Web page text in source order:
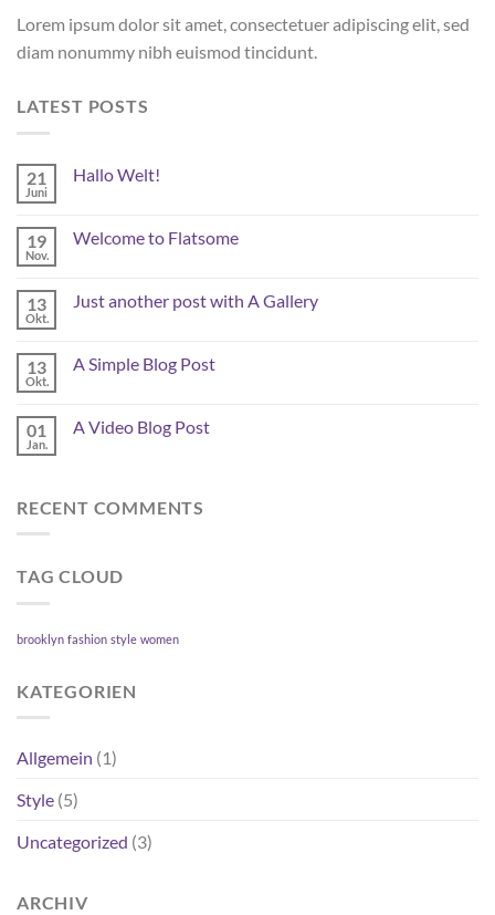
Lorem ipsum dolor sit amet, consectetuer adipiscing elit, sed
diam nonummy nibh euismod tincidunt.
LATEST POSTS
21
Juni
Hallo Welt!
Hallo
19
Nov.
Welcome to Flatsome
Welcome
13
Okt.
Just another post with A Gallery
Just
A
Gallery
13
Okt.
A Simple Blog Post
A
01
Jan.
A Video Blog Post
Video
RECENT COMMENTS
TAG CLOUD
brooklyn fashion style women
KATEGORIEN
Allgemein (1)
Style (5)
Uncategorized (3)
ARCHIV